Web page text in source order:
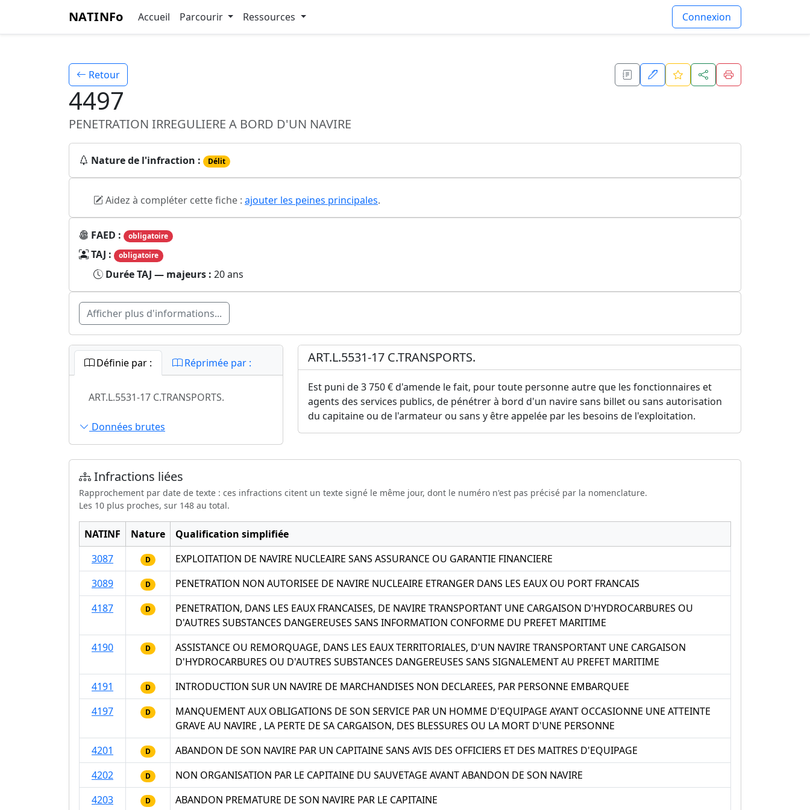
NATINFo Accueil Parcourir Ressources Connexion
Retour
4497
PENETRATION IRREGULIERE A BORD D'UN NAVIRE
Nature de l'infraction : Délit
Aidez à compléter cette fiche : ajouter les peines principales.
FAED : obligatoire
TAJ : obligatoire
Durée TAJ — majeurs : 20 ans
Afficher plus d'informations...
Définie par : Réprimée par :
ART.L.5531-17 C.TRANSPORTS.
Données brutes
ART.L.5531-17 C.TRANSPORTS.
Est puni de 3 750 € d'amende le fait, pour toute personne autre que les fonctionnaires et
agents des services publics, de pénétrer à bord d'un navire sans billet ou sans autorisation
du capitaine ou de l'armateur ou sans y être appelée par les besoins de l'exploitation.
Infractions liées
Rapprochement par date de texte : ces infractions citent un texte signé le même jour, dont le numéro n'est pas précisé par la nomenclature.
Les 10 plus proches, sur 148 au total.
NATINF Nature
Qualification simplifiée
3087
D
EXPLOITATION DE NAVIRE NUCLEAIRE SANS ASSURANCE OU GARANTIE FINANCIERE
3089
D
PENETRATION NON AUTORISEE DE NAVIRE NUCLEAIRE ETRANGER DANS LES EAUX OU PORT FRANCAIS
4187
D
PENETRATION, DANS LES EAUX FRANCAISES, DE NAVIRE TRANSPORTANT UNE CARGAISON D'HYDROCARBURES OU
D'AUTRES SUBSTANCES DANGEREUSES SANS INFORMATION CONFORME DU PREFET MARITIME
4190
D
ASSISTANCE OU REMORQUAGE, DANS LES EAUX TERRITORIALES, D'UN NAVIRE TRANSPORTANT UNE CARGAISON
D'HYDROCARBURES OU D'AUTRES SUBSTANCES DANGEREUSES SANS SIGNALEMENT AU PREFET MARITIME
4191
D
INTRODUCTION SUR UN NAVIRE DE MARCHANDISES NON DECLAREES, PAR PERSONNE EMBARQUEE
4197
D
MANQUEMENT AUX OBLIGATIONS DE SON SERVICE PAR UN HOMME D'EQUIPAGE AYANT OCCASIONNE UNE ATTEINTE
GRAVE AU NAVIRE , LA PERTE DE SA CARGAISON, DES BLESSURES OU LA MORT D'UNE PERSONNE
4201
D
ABANDON DE SON NAVIRE PAR UN CAPITAINE SANS AVIS DES OFFICIERS ET DES MAITRES D'EQUIPAGE
4202
D
NON ORGANISATION PAR LE CAPITAINE DU SAUVETAGE AVANT ABANDON DE SON NAVIRE
4203
D ABANDON PREMATURE DE SON NAVIRE PAR LE CAPITAINE